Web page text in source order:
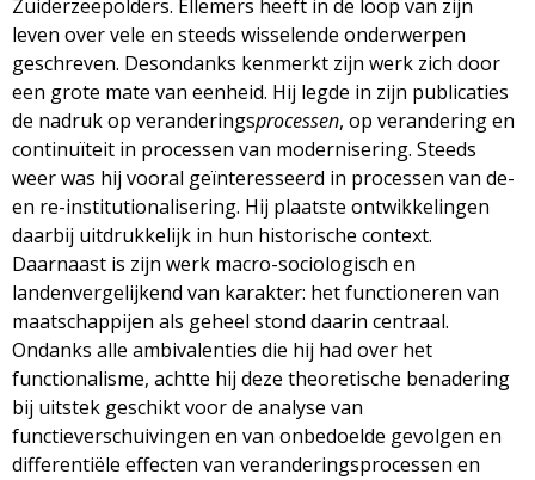
Zuiderzeepolders. Ellemers heeft in de loop van zijn
leven over vele en steeds wisselende onderwerpen
geschreven. Desondanks kenmerkt zijn werk zich door
een grote mate van eenheid. Hij legde in zijn publicaties
de nadruk op veranderingsprocessen, op verandering en
continuïteit in processen van modernisering. Steeds
weer was hij vooral geïnteresseerd in processen van de-
en re-institutionalisering. Hij plaatste ontwikkelingen
daarbij uitdrukkelijk in hun historische context.
Daarnaast is zijn werk macro-sociologisch en
landenvergelijkend van karakter: het functioneren van
maatschappijen als geheel stond daarin centraal.
Ondanks alle ambivalenties die hij had over het
functionalisme, achtte hij deze theoretische benadering
bij uitstek geschikt voor de analyse van
functieverschuivingen en van onbedoelde gevolgen en
differentiële effecten van veranderingsprocessen en